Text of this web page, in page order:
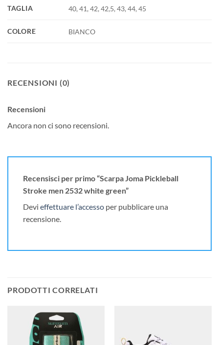
TAGLIA 40, 41, 42, 42,5, 43, 44, 45
COLORE BIANCO
RECENSIONI (0)
Recensioni
Ancora non ci sono recensioni.
Recensisci per primo “Scarpa Joma Pickleball
Stroke men 2532 white green”
Devi effettuare l’accesso per pubblicare una
recensione.
PRODOTTI CORRELATI